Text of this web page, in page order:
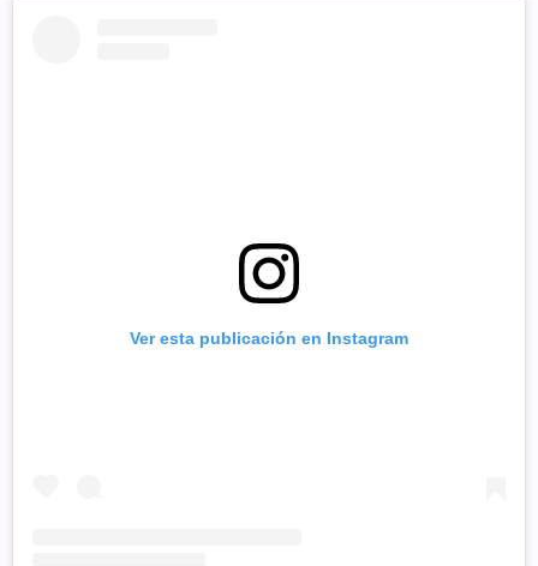
Ver esta publicación en Instagram